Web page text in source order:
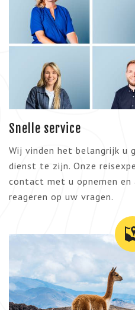
Snelle service
Wij vinden het belangrijk u
dienst te zijn. Onze
contact met u opnemen
reageren op uw vragen.